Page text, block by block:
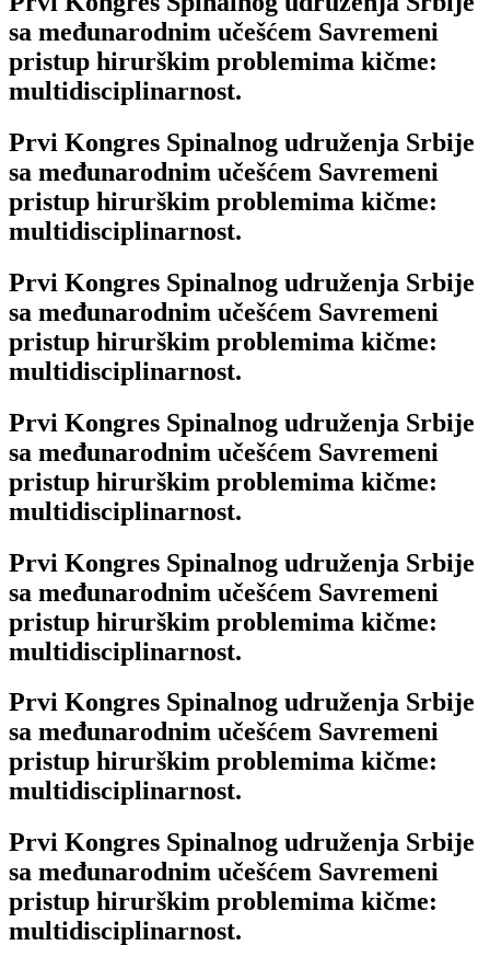
sa međunarodnim učešćem Savremeni
pristup hirurškim problemima kičme:
multidisciplinarnost.
Prvi Kongres Spinalnog udruženja Srbije
sa međunarodnim učešćem Savremeni
pristup hirurškim problemima kičme:
multidisciplinarnost.
Prvi Kongres Spinalnog udruženja Srbije
sa međunarodnim učešćem Savremeni
pristup hirurškim problemima kičme:
multidisciplinarnost.
Prvi Kongres Spinalnog udruženja Srbije
sa međunarodnim učešćem Savremeni
pristup hirurškim problemima kičme:
multidisciplinarnost.
Prvi Kongres Spinalnog udruženja Srbije
sa međunarodnim učešćem Savremeni
pristup hirurškim problemima kičme:
multidisciplinarnost.
Prvi Kongres Spinalnog udruženja Srbije
sa međunarodnim učešćem Savremeni
pristup hirurškim problemima kičme:
multidisciplinarnost.
Prvi Kongres Spinalnog udruženja Srbije
sa međunarodnim učešćem Savremeni
pristup hirurškim problemima kičme:
multidisciplinarnost.